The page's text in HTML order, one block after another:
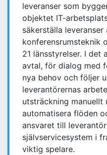
leveranser som
objektet IT-
säkerställa
konferensrumsteknik
21 länsstyrelser. I det
avtal, för dialog med
nya behov och följer
leverantörernas
utsträckning manuellt
automatisera flöden
ansvaret till
självservicesystem i
viktig spelare.